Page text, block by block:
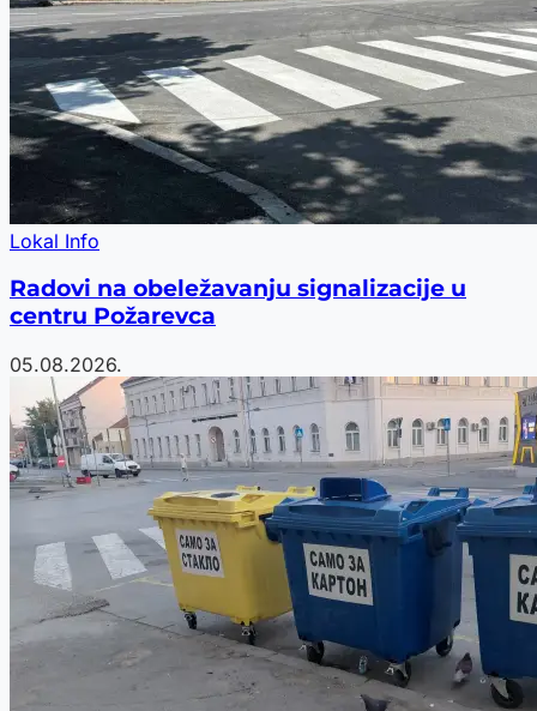
Lokal Info
Radovi na obeležavanju signalizacije u
centru Požarevca
05.08.2026.